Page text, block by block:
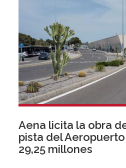
Aena licita la obra
pista del
29,25 millones